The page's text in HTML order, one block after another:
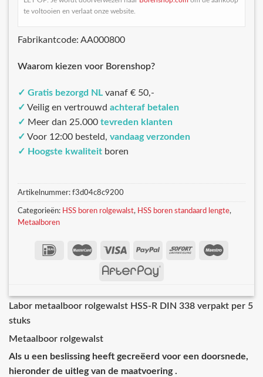
te voltooien en verlaat onze website.
Fabrikantcode: AA000800
Waarom kiezen voor Borenshop?
✓ Gratis bezorgd NL vanaf € 50,-
✓ Veilig en vertrouwd achteraf betalen
✓ Meer dan 25.000 tevreden klanten
✓ Voor 12:00 besteld, vandaag verzonden
✓ Hoogste kwaliteit boren
Artikelnummer: f3d04c8c9200
Categorieën: HSS boren rolgewalst, HSS boren standaard lengte,
Metaalboren
Labor metaalboor rolgewalst HSS-R DIN 338 verpakt per 5
stuks
Metaalboor rolgewalst
Als u een beslissing heeft gecreëerd voor een doorsnede,
hieronder de uitleg van de maatvoering .